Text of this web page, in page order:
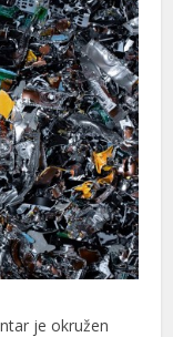
je okružen